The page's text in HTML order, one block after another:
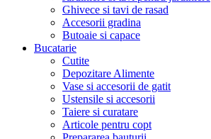
Ghivece si tavi de rasad
Accesorii gradina
Butoaie si capace
Bucatarie
Cutite
Depozitare Alimente
Vase si accesorii de gatit
Ustensile si accesorii
Taiere si curatare
Articole pentru copt